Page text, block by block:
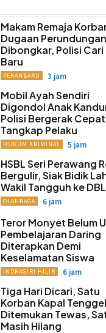
Makam Remaja
Dugaan Perundungan
Dibongkar, Polisi Cari
Baru
PEKANBARU 3 jam
Mobil Ayah Sendiri
Digondol Anak
Polisi Bergerak Cepat
Tangkap Pelaku
HUKUM KRIMINAL 5 jam
HSBL Seri Perawang
Bergulir, Siak Bidik
Wakil Tangguh ke DBL
OLAHRAGA 6 jam
Teror Monyet Belum
Pembelajaran Daring
Diterapkan Demi
Keselamatan Siswa
INDRAGIRI HILIR 6 jam
Tiga Hari Dicari, Satu
Korban Kapal
Ditemukan Tewas,
Masih Hilang